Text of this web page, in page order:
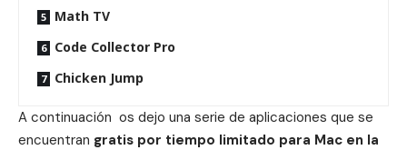
Math TV
Code Collector Pro
Chicken Jump
A continuación os dejo una serie de aplicaciones que se
encuentran gratis por tiempo limitado para Mac en la